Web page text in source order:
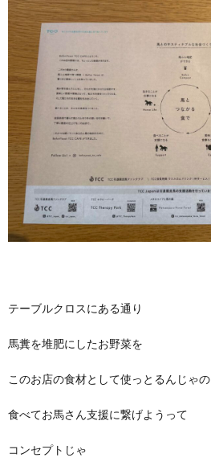
テーブルクロスにある通り
馬糞を堆肥にしたお野菜を
このお店の食材として使っとるんじゃの
食べてお馬さん支援に繋げようって
コンセプトじゃ